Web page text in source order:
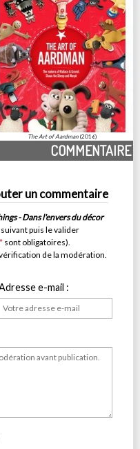
The Art of Aardman (2016)
COMMENTAIRE
un commentaire
- Dans l'envers du décor
puis le valider
* sont obligatoires).
de la modération.
e-mail :